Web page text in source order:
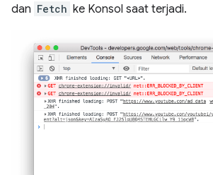
dan Fetch ke Konsol saat terjadi.